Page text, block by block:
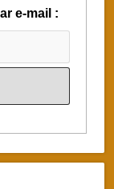
e-mail :